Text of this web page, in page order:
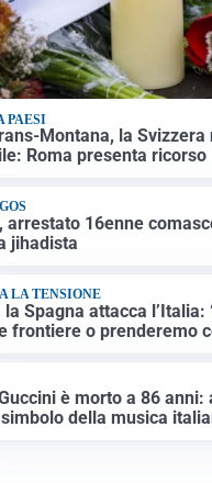
PAESI
Montana, la Svizzera
Roma presenta ricorso
arrestato 16enne
jihadista
LA TENSIONE
la Spagna attacca l’Italia:
frontiere o prenderemo
è morto a 86 anni:
della musica